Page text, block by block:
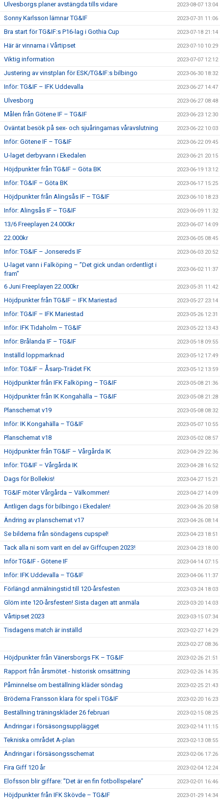
Ulvesborgs planer avstängda tills vidare 2023-08-07 13:04
Sonny Karlsson lämnar TG&IF 2023-07-31 11:06
Bra start för TG&IF:s P16-lag i Gothia Cup 2023-07-18 21:14
Här är vinnarna i Vårtipset 2023-07-10 10:29
Viktig information 2023-07-07 12:12
Justering av vinstplan för ESK/TG&IF:s bilbingo 2023-06-30 18:32
Inför: TG&IF – IFK Uddevalla 2023-06-27 14:47
Ulvesborg 2023-06-27 08:48
Målen från Götene IF – TG&IF 2023-06-23 12:30
Oväntat besök på sex- och sjuåringarnas våravslutning 2023-06-22 10:03
Inför: Götene IF – TG&IF 2023-06-22 09:45
U-laget derbyvann i Ekedalen 2023-06-21 20:15
Höjdpunkter från TG&IF – Göta BK 2023-06-19 13:12
Inför: TG&IF – Göta BK 2023-06-17 15:25
Höjdpunkter från Alingsås IF – TG&IF 2023-06-10 18:23
Inför: Alingsås IF – TG&IF 2023-06-09 11:32
13/6 Freeplayen 24.000kr 2023-06-07 14:09
22.000kr 2023-06-05 08:45
Inför: TG&IF – Jonsereds IF 2023-06-03 20:52
U-laget vann i Falköping – ”Det gick undan ordentligt i
fram”
2023-06-02 11:37
6 Juni Freeplayen 22.000kr 2023-05-31 11:42
Höjdpunkter från TG&IF – IFK Mariestad 2023-05-27 23:14
Inför: TG&IF – IFK Mariestad 2023-05-26 12:31
Inför: IFK Tidaholm – TG&IF 2023-05-22 13:43
Inför: Brålanda IF – TG&IF 2023-05-18 09:55
Inställd loppmarknad 2023-05-12 17:49
Inför: TG&IF – Åsarp-Trädet FK 2023-05-12 13:59
Höjdpunkter från IFK Falköping – TG&IF 2023-05-08 21:36
Höjdpunkter från IK Kongahälla – TG&IF 2023-05-08 21:28
Planschemat v19 2023-05-08 08:32
Inför: IK Kongahälla – TG&IF 2023-05-07 10:55
Planschemat v18 2023-05-02 08:57
Höjdpunkter från TG&IF – Vårgårda IK 2023-04-29 22:36
Inför: TG&IF – Vårgårda IK 2023-04-28 16:52
Dags för Bollekis! 2023-04-27 15:21
TG&IF möter Vårgårda – Välkommen! 2023-04-27 14:09
Äntligen dags för bilbingo i Ekedalen! 2023-04-26 20:58
Ändring av planschemat v17 2023-04-26 08:14
Se bilderna från söndagens cupspel! 2023-04-23 18:51
Tack alla ni som varit en del av Giffcupen 2023! 2023-04-23 18:00
Inför TG&IF - Götene IF 2023-04-14 07:15
Inför: IFK Uddevalla – TG&IF 2023-04-06 11:37
Förlängd anmälningstid till 120-årsfesten 2023-03-24 18:03
Glöm inte 120-årsfesten! Sista dagen att anmäla 2023-03-20 14:03
Vårtipset 2023 2023-03-15 07:34
Tisdagens match är inställd 2023-02-27 14:29
2023-02-27 08:36
Höjdpunkter från Vänersborgs FK – TG&IF 2023-02-26 21:51
Rapport från årsmötet - historisk omsättning 2023-02-26 14:35
Påminnelse om beställning kläder söndag 2023-02-25 21:43
Bröderna Fransson klara för spel i TG&IF 2023-02-20 16:23
Beställning träningskläder 26 februari 2023-02-15 08:25
Ändringar i försäsongsupplägget 2023-02-14 11:15
Tekniska området A-plan 2023-02-13 08:55
Ändringar i försäsongsschemat 2023-02-06 17:26
Fira Giff 120 år 2023-02-04 12:24
Elofsson blir giffare: ”Det är en fin fotbollspelare” 2023-02-01 16:46
Höjdpunkter från IFK Skövde – TG&IF 2023-01-29 14:34